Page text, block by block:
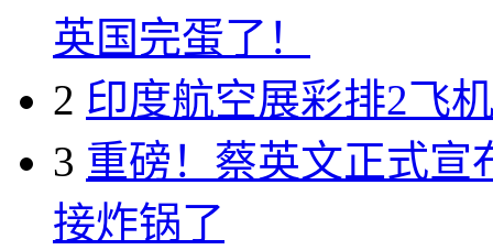
英国完蛋了！
2 印度航空展彩排2飞
3 重磅！蔡英文正式宣
接炸锅了